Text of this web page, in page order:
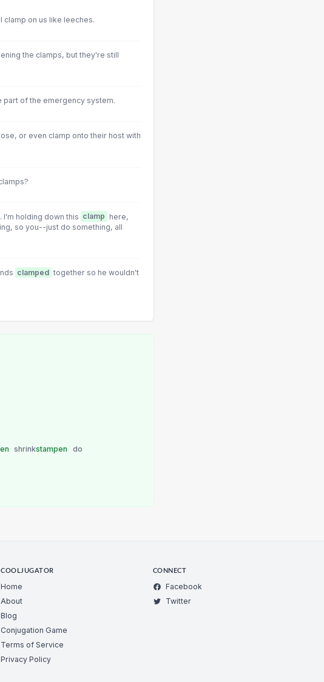
clamp on us like leeches.
the clamps, but they're still
part of the emergency system.
or even clamp onto their host with
holding down this clamp here,
so you--just do something, all
clamped together so he wouldn't
shrinkstampen
do
COOLJUGATOR
Home
About
Blog
Conjugation Game
Terms of Service
Privacy Policy
CONNECT
Facebook
Twitter